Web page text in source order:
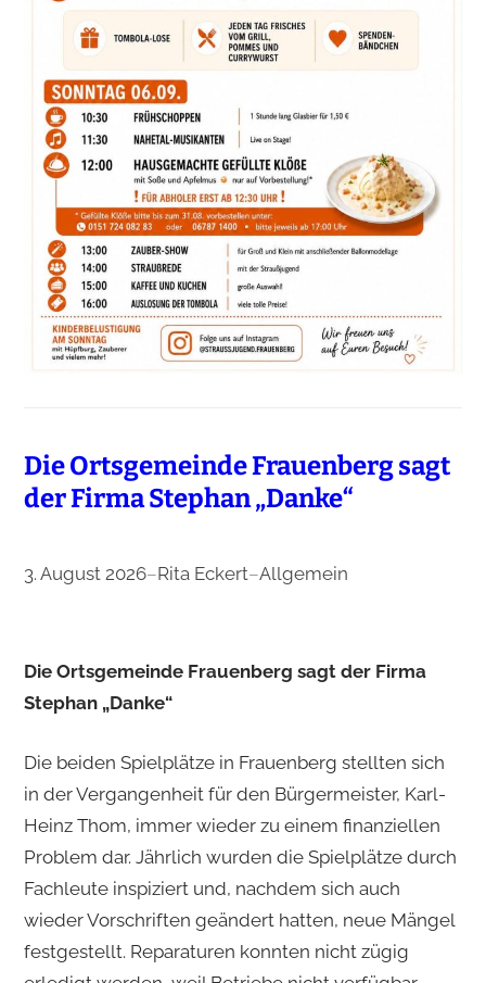
Die Ortsgemeinde Frauenberg sagt
der Firma Stephan „Danke“
3. August 2026–Rita Eckert–Allgemein
Die Ortsgemeinde Frauenberg sagt der Firma
Stephan „Danke“
Die beiden Spielplätze in Frauenberg stellten sich
in der Vergangenheit für den Bürgermeister, Karl-
Heinz Thom, immer wieder zu einem finanziellen
Problem dar. Jährlich wurden die Spielplätze durch
Fachleute inspiziert und, nachdem sich auch
wieder Vorschriften geändert hatten, neue Mängel
festgestellt. Reparaturen konnten nicht zügig